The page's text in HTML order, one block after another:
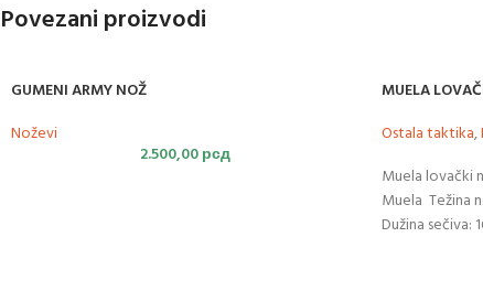
Povezani proizvodi
GUMENI ARMY NOŽ
Noževi
2.500,00рсд
MUELA
Ostala taktika,
Muela lovački
Muela Težina
Dužina sečiva: